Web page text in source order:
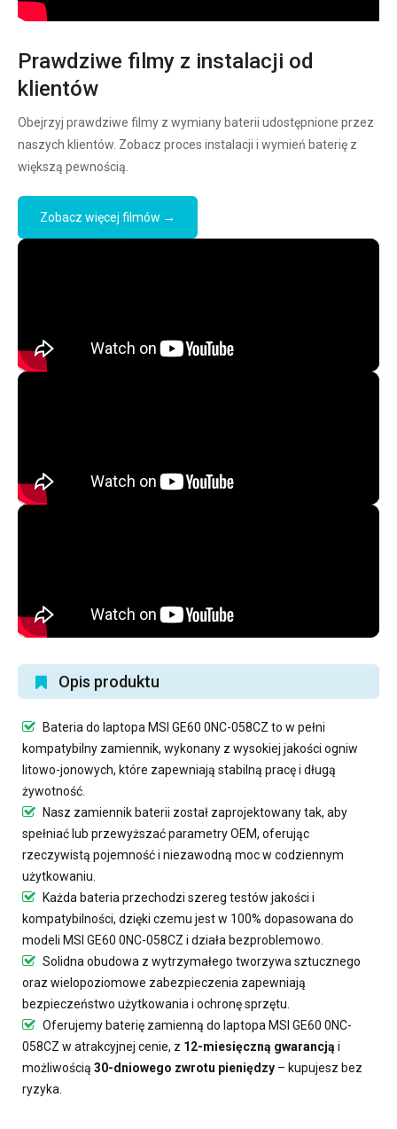
Prawdziwe filmy z instalacji od
klientów
Obejrzyj prawdziwe filmy z wymiany baterii udostępnione przez
naszych klientów. Zobacz proces instalacji i wymień baterię z
większą pewnością.
Zobacz więcej filmów →
Opis produktu
Bateria do laptopa MSI GE60 0NC-058CZ to w pełni
kompatybilny zamiennik, wykonany z wysokiej jakości ogniw
litowo-jonowych, które zapewniają stabilną pracę i długą
żywotność.
Nasz zamiennik baterii został zaprojektowany tak, aby
spełniać lub przewyższać parametry OEM, oferując
rzeczywistą pojemność i niezawodną moc w codziennym
użytkowaniu.
Każda bateria przechodzi szereg testów jakości i
kompatybilności, dzięki czemu jest w 100% dopasowana do
modeli MSI GE60 0NC-058CZ i działa bezproblemowo.
Solidna obudowa z wytrzymałego tworzywa sztucznego
oraz wielopoziomowe zabezpieczenia zapewniają
bezpieczeństwo użytkowania i ochronę sprzętu.
Oferujemy baterię zamienną do laptopa MSI GE60 0NC-
058CZ w atrakcyjnej cenie, z 12-miesięczną gwarancją i
możliwością 30-dniowego zwrotu pieniędzy – kupujesz bez
ryzyka.